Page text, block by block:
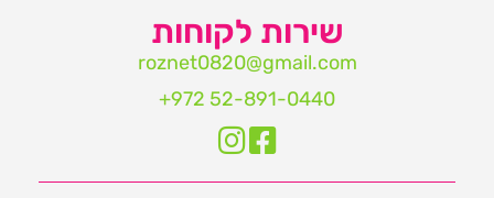
שירות לקוחות
roznet0820@gmail.com‏